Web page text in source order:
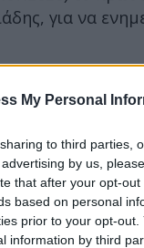
My Personal
to third parties,
by us,
that after your opt-
based on personal
prior to your opt-
information by third
για να
Κλινικής. Ο
η φωτιά.
ότι η
ότιτο
έχει
», είπε.